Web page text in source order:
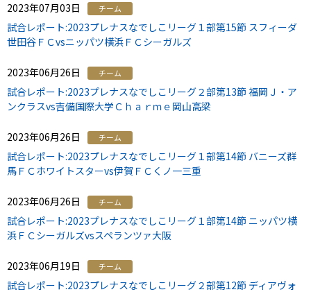
2023年07月03日 チーム
試合レポート:2023プレナスなでしこリーグ１部第15節 スフィーダ
世田谷ＦＣvsニッパツ横浜ＦＣシーガルズ
2023年06月26日 チーム
試合レポート:2023プレナスなでしこリーグ２部第13節 福岡Ｊ・ア
ンクラスvs吉備国際大学Ｃｈａｒｍｅ岡山高梁
2023年06月26日 チーム
試合レポート:2023プレナスなでしこリーグ１部第14節 バニーズ群
馬ＦＣホワイトスターvs伊賀ＦＣくノ一三重
2023年06月26日 チーム
試合レポート:2023プレナスなでしこリーグ１部第14節 ニッパツ横
浜ＦＣシーガルズvsスペランツァ大阪
2023年06月19日 チーム
試合レポート:2023プレナスなでしこリーグ２部第12節 ディアヴォ